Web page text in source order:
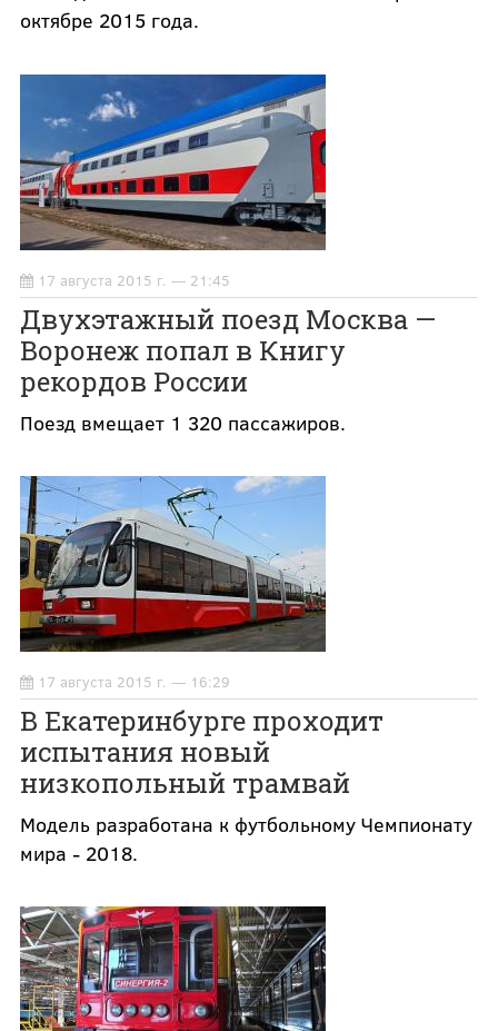
октябре 2015 года.
17 августа 2015 г. — 21:45
Двухэтажный поезд Москва —
Воронеж попал в Книгу
рекордов России
Поезд вмещает 1 320 пассажиров.
17 августа 2015 г. — 16:29
В Екатеринбурге проходит
испытания новый
низкопольный трамвай
Модель разработана к футбольному Чемпионату
мира - 2018.